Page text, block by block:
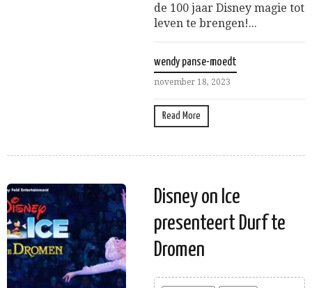
de 100 jaar Disney magie tot
leven te brengen!...
wendy panse-moedt
november 18, 2023
Read More
Disney on Ice
presenteert Durf te
Dromen